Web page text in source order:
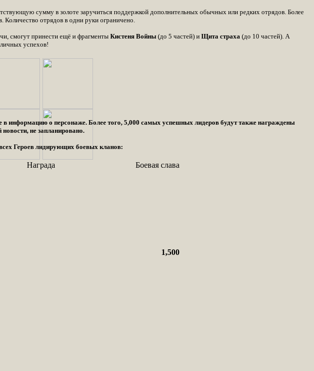
сумму в золоте заручиться поддержкой дополнительных обычных или редких отрядов. Более
Количество отрядов в одни руки ограничено.
смогут принести ещё и фрагменты Кистеня Войны(до 5 частей) и Щита страха(до 10 частей). А
успехов!
в информацию о персонаже. Более того, 5,000 самых успешных лидеров будут также награждены
не запланировано.
Героев лидирующих боевых кланов:
Награда Боевая слава
1,500